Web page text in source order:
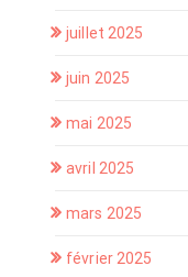
juillet 2025
juin 2025
mai 2025
avril 2025
mars 2025
février 2025